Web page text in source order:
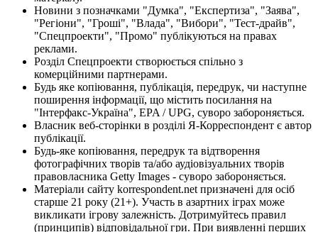
Новини з позначками "Думка", "Експертиза", "Заява",
"Регіони", "Гроші", "Влада", "Вибори", "Тест-драйв",
"Спецпроекти", "Промо" публікуються на правах
реклами.
Розділ Спецпроекти створюється спільно з
комерційними партнерами.
Будь яке копіювання, публікація, передрук, чи наступне
поширення інформації, що містить посилання на
"Інтерфакс-Україна", EPA / UPG, суворо забороняється.
Власник веб-сторінки в розділі Я-Корреспондент є автор
публікації.
Будь-яке копіювання, передрук та відтворення
фотографічних творів та/або аудіовізуальних творів
правовласника Getty Images - суворо забороняється.
Матеріали сайту korrespondent.net призначені для осіб
старше 21 року (21+). Участь в азартних іграх може
викликати ігрову залежність. Дотримуйтесь правил
(принципів) відповідальної гри. При виявленні перших